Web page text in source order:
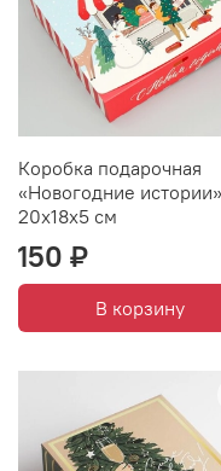
Коробка подарочная
«Новогодние
20х18х5 см
150 ₽
В корзину